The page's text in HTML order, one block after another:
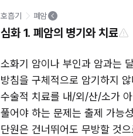
호흡기 폐암
심화 1. 폐암의 병기와 치료
소화기 암이나 부인과 암과는
방침을 구체적으로 암기하지
수술적 치료를 내/외/산/소가
풀어야 하는 문제는 출제 가능
단원은 건너뛰어도 무방할 것